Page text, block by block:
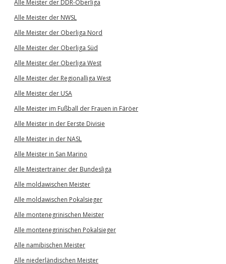
Alle Meister der DDR-Oberliga
Alle Meister der NWSL
Alle Meister der Oberliga Nord
Alle Meister der Oberliga Süd
Alle Meister der Oberliga West
Alle Meister der Regionalliga West
Alle Meister der USA
Alle Meister im Fußball der Frauen in Färöer
Alle Meister in der Eerste Divisie
Alle Meister in der NASL
Alle Meister in San Marino
Alle Meistertrainer der Bundesliga
Alle moldawischen Meister
Alle moldawischen Pokalsieger
Alle montenegrinischen Meister
Alle montenegrinischen Pokalsieger
Alle namibischen Meister
Alle niederländischen Meister